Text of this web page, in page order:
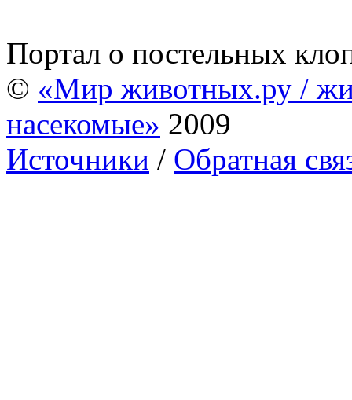
Портал о постельных
© «Мир животных.ру /
насекомые» 2009
Источники / Обратная